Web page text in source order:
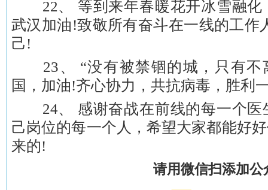
22、 等到来年春暖花开冰雪融化
武汉加油!致敬所有奋斗在一线的工作
己!
23、 “没有被禁锢的城，只有不
国，加油!齐心协力，共抗病毒，胜利
24、 感谢奋战在前线的每一个医
己岗位的每一个人，希望大家都能好
来的!
请用微信扫添加公